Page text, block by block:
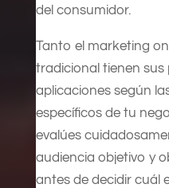
del consumidor.
Tanto el marketing
tradicional tienen sus
aplicaciones según
específicos de tu
evalúes
audiencia objetivo y
antes de decidir cuál